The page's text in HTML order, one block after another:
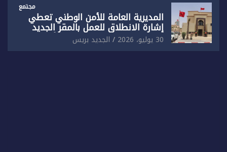
مجتمع
المديرية العامة للأمن الوطني تعطي
إشارة الانطلاق للعمل بالمقر الجديد
للدائرة الثالثة للشرطة بولاية أمن العيون
30 يوليو، 2026 الجديد بريس